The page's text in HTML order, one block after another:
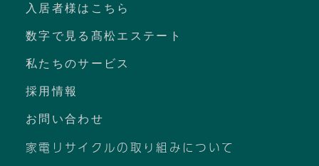
入居者様はこちら
数字で見る髙松エステート
私たちのサービス
採用情報
お問い合わせ
家電リサイクルの取り組みについて